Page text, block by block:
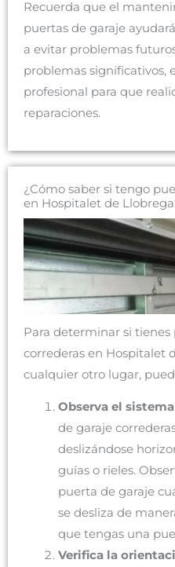
Recuerda que el
puertas de garaje
a evitar problemas
problemas significativos,
profesional para que
reparaciones.
¿Cómo saber si tengo
en Hospitalet de
Para determinar si tienes
correderas en Hospitalet
cualquier otro lugar,
Observa el
de garaje
deslizándose
guías o rieles.
puerta de garaje
se desliza de
que tengas una
Verifica la